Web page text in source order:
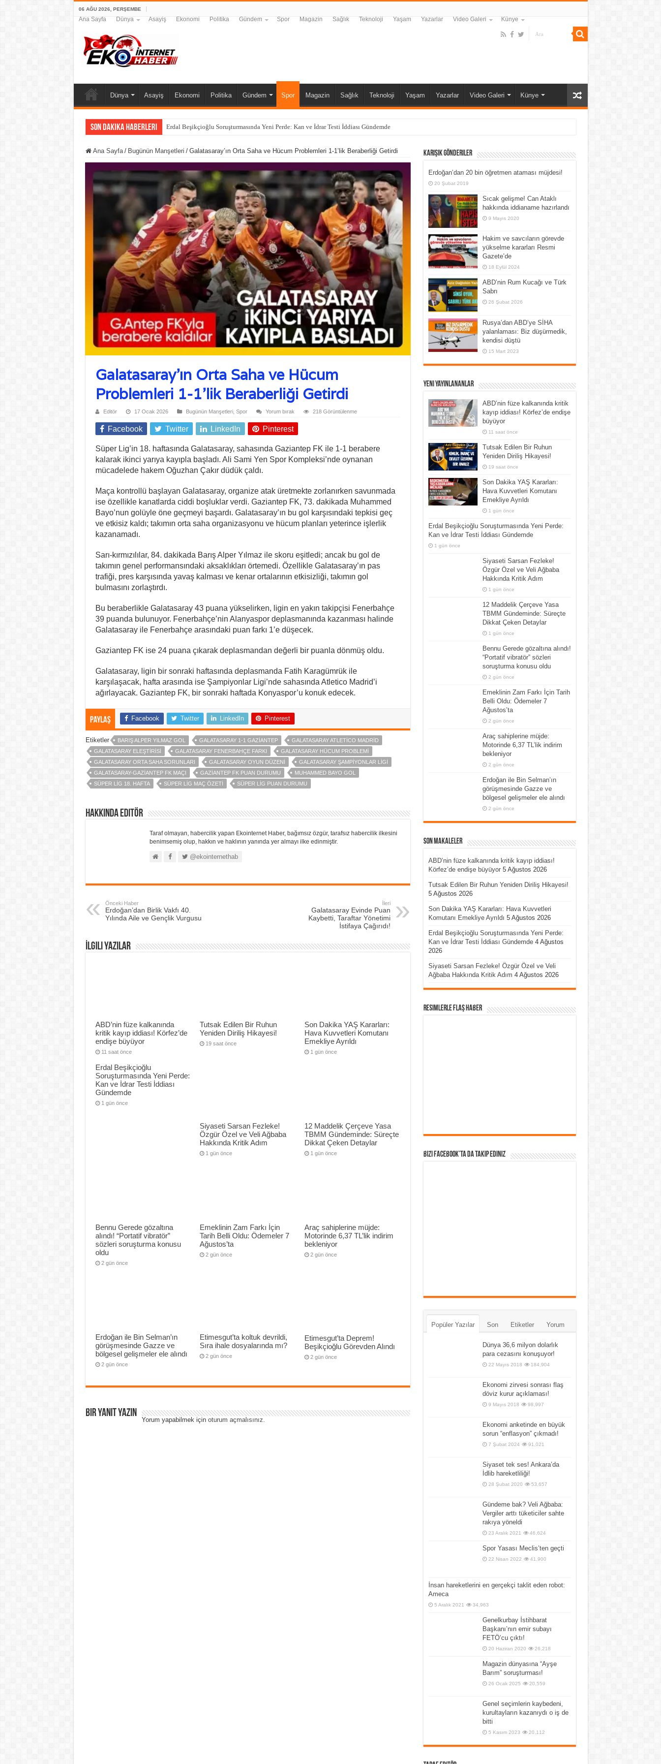
06 AĞU 2026, PERŞEMBE
Ana Sayfa Dünya Asayiş Ekonomi Politika Gündem Spor Magazin Sağlık Teknoloji Yaşam Yazarlar Video Galeri Künye
Dünya Asayiş Ekonomi Politika Gündem Spor Magazin Sağlık Teknoloji Yaşam Yazarlar Video Galeri Künye
Son Dakika Haberleri Siyaseti Sarsan
Ana Sayfa / Bugünün Manşetleri / Galatasaray’ın Orta Saha ve Hücum Problemleri 1-1’lik Beraberliği Getirdi
Galatasaray’ın Orta Saha ve Hücum
Problemleri 1-1’lik Beraberliği Getirdi
Editör 17 Ocak 2026 Bugünün Manşetleri, Spor Yorum bırak 218 Görüntülenme
Facebook Twitter LinkedIn Pinterest
Süper Lig’in 18. haftasında Galatasaray, sahasında Gaziantep FK ile 1-1 berabere
kalarak ikinci yarıya kayıpla başladı. Ali Sami Yen Spor Kompleksi’nde oynanan
mücadelede hakem Oğuzhan Çakır düdük çaldı.
Maça kontrollü başlayan Galatasaray, organize atak üretmekte zorlanırken savunmada
ise özellikle kanatlarda ciddi boşluklar verdi. Gaziantep FK, 73. dakikada Muhammed
Bayo’nun golüyle öne geçmeyi başardı. Galatasaray’ın bu gol karşısındaki tepkisi geç
ve etkisiz kaldı; takımın orta saha organizasyonu ve hücum planları yeterince işlerlik
kazanamadı.
Sarı-kırmızılılar, 84. dakikada Barış Alper Yılmaz ile skoru eşitledi; ancak bu gol de
takımın genel performansındaki aksaklıkları örtemedi. Özellikle Galatasaray’ın pas
trafiği, pres karşısında yavaş kalması ve kenar ortalarının etkisizliği, takımın gol
bulmasını zorlaştırdı.
Bu beraberlikle Galatasaray 43 puana yükselirken, ligin en yakın takipçisi Fenerbahçe
39 puanda bulunuyor. Fenerbahçe’nin Alanyaspor deplasmanında kazanması halinde
Galatasaray ile Fenerbahçe arasındaki puan farkı 1’e düşecek.
Gaziantep FK ise 24 puana çıkarak deplasmandan değerli bir puanla dönmüş oldu.
Galatasaray, ligin bir sonraki haftasında deplasmanda Fatih Karagümrük ile
karşılaşacak, hafta arasında ise Şampiyonlar Ligi’nde sahasında Atletico Madrid’i
ağırlayacak. Gaziantep FK, bir sonraki haftada Konyaspor’u konuk edecek.
Paylaş Facebook Twitter LinkedIn Pinterest
Etiketler BARIŞ ALPER YILMAZ GOL GALATASARAY 1-1 GAZIANTEP
GALATASARAY ATLETICO MADRID
GALATASARAY ELEŞTIRISI
GALATASARAY FENERBAHÇE FARKI
GALATASARAY HÜCUM PROBLEMI
GALATASARAY ORTA SAHA SORUNLARI
GALATASARAY OYUN DÜZENI
GALATASARAY ŞAMPIYONLAR LIGI
GALATASARAY-GAZIANTEP FK MAÇI
GAZIANTEP FK PUAN DURUMU
MUHAMMED BAYO GOL
SÜPER LIG 18. HAFTA
SÜPER LIG MAÇ ÖZETI SÜPER LIG PUAN DURUMU
Hakkında Editör
Taraf olmayan, habercilik yapan Ekointernet Haber, bağımsız özgür, tarafsız habercilik ilkesini
benimsemiş olup, hakkın ve haklının yanında yer almayı ilke edinmiştir.
@ekointernethab
Önceki Haber
Erdoğan’dan Birlik Vakfı 40.
Yılında Aile ve Gençlik Vurgusu
İleri
Galatasaray Evinde Puan
Kaybetti, Taraftar Yönetimi
İstifaya Çağırıdı!
İlgili Yazılar
ABD’nin füze kalkanında
kritik kayıp iddiası! Körfez’de
endişe büyüyor
11 saat önce
Tutsak Edilen Bir Ruhun
Yeniden Diriliş Hikayesi!
19 saat önce
Son Dakika YAŞ Kararları:
Hava Kuvvetleri Komutanı
Emekliye Ayrıldı
1 gün önce
Erdal Beşikçioğlu
Soruşturmasında Yeni Perde:
Kan ve İdrar Testi İddiası
Gündemde
1 gün önce
Siyaseti Sarsan Fezleke!
Özgür Özel ve Veli Ağbaba
Hakkında Kritik Adım
1 gün önce
12 Maddelik Çerçeve Yasa
TBMM Gündeminde: Süreçte
Dikkat Çeken Detaylar
1 gün önce
Bennu Gerede gözaltına
alındı! “Portatif vibratör”
sözleri soruşturma konusu
oldu
2 gün önce
Emeklinin Zam Farkı İçin
Tarih Belli Oldu: Ödemeler 7
Ağustos’ta
2 gün önce
Araç sahiplerine müjde:
Motorinde 6,37 TL’lik indirim
bekleniyor
2 gün önce
Erdoğan ile Bin Selman’ın
görüşmesinde Gazze ve
bölgesel gelişmeler ele alındı
2 gün önce
Etimesgut’ta koltuk devrildi,
Sıra ihale dosyalarında mı?
2 gün önce
Etimesgut’ta Deprem!
Beşikçioğlu Görevden Alındı
2 gün önce
Bir yanıt yazın
Yorum yapabilmek için oturum açmalısınız
Karışık Gönderiler
Erdoğan’dan 20 bin öğretmen ataması müjdesi!
20 Şubat 2019
Sıcak gelişme! Can Ataklı
hakkında iddianame hazırlandı
9 Mayıs 2020
Hakim ve savcıların görevde
yükselme kararları Resmi
Gazete’de
18 Eylül 2024
ABD’nin Rum Kucağı ve Türk
Sabrı
26 Şubat 2026
Rusya’dan ABD’ye SİHA
yalanlaması: Biz düşürmedik,
kendisi düştü
15 Mart 2023
Yeni Yayınlananlar
ABD’nin füze kalkanında kritik
kayıp iddiası! Körfez’de endişe
büyüyor
11 saat önce
Tutsak Edilen Bir Ruhun
Yeniden Diriliş Hikayesi!
19 saat önce
Son Dakika YAŞ Kararları:
Hava Kuvvetleri Komutanı
Emekliye Ayrıldı
1 gün önce
Erdal Beşikçioğlu Soruşturmasında Yeni Perde:
Kan ve İdrar Testi İddiası Gündemde
1 gün önce
Siyaseti Sarsan Fezleke!
Özgür Özel ve Veli Ağbaba
Hakkında Kritik Adım
1 gün önce
12 Maddelik Çerçeve Yasa
TBMM Gündeminde: Süreçte
Dikkat Çeken Detaylar
1 gün önce
Bennu Gerede gözaltına alındı!
“Portatif vibratör” sözleri
soruşturma konusu oldu
2 gün önce
Emeklinin Zam Farkı İçin Tarih
Belli Oldu: Ödemeler 7
Ağustos’ta
2 gün önce
Araç sahiplerine müjde:
Motorinde 6,37 TL’lik indirim
bekleniyor
2 gün önce
Erdoğan ile Bin Selman’ın
görüşmesinde Gazze ve
bölgesel gelişmeler ele alındı
2 gün önce
Son Makaleler
ABD’nin füze kalkanında kritik kayıp iddiası!
Körfez’de endişe büyüyor 5 Ağustos 2026
Tutsak Edilen Bir Ruhun Yeniden Diriliş Hikayesi!
5 Ağustos 2026
Son Dakika YAŞ Kararları: Hava Kuvvetleri
Komutanı Emekliye Ayrıldı 5 Ağustos 2026
Erdal Beşikçioğlu Soruşturmasında Yeni Perde:
Kan ve İdrar Testi İddiası Gündemde 4 Ağustos
2026
Siyaseti Sarsan Fezleke! Özgür Özel ve Veli
Ağbaba Hakkında Kritik Adım 4 Ağustos 2026
Resimlerle Flaş Haber
Bizi Facebook’ta da takip Ediniz
Popüler Yazılar Son Etiketler Yorum
Dünya 36,6 milyon dolarlık
para cezasını konuşuyor!
22 Mayıs 2018 184,904
Ekonomi zirvesi sonrası flaş
döviz kurur açıklaması!
9 Mayıs 2018 98,997
Ekonomi anketinde en büyük
sorun “enflasyon” çıkmadı!
7 Şubat 2024 91,021
Siyaset tek ses! Ankara’da
İdlib hareketliliği!
28 Şubat 2020 53,657
Gündeme bak? Veli Ağbaba:
Vergiler arttı tüketiciler sahte
rakıya yöneldi
23 Aralık 2021 46,624
Spor Yasası Meclis’ten geçti
22 Nisan 2022 41,900
İnsan hareketlerini en gerçekçi taklit eden robot:
Ameca
5 Aralık 2021 34,963
Genelkurbay İstihbarat
Başkanı’nın emir subayı
FETÖ’cu çıktı!
20 Haziran 2020 26,218
Magazin dünyasına “Ayşe
Barım” soruşturması!
26 Ocak 2025 20,559
Genel seçimlerin kaybedeni,
kurultayların kazanıydı o iş de
bitti
5 Kasım 2023 20,112